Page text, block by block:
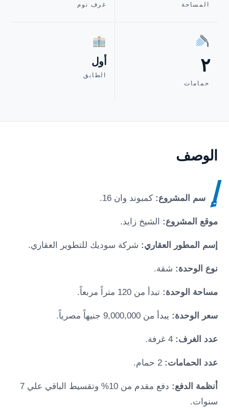
المساحة غرف نوم
٢
حمامات
أول
الطابق
الوصف
إ سم المشروع:كمبوند وان 16.
موقع المشروع: الشيخ زايد.
إسم المطور العقاري: شركة سوديك للتطوير العقاري.
نوع الوحدة: شقة.
مساحة الوحدة:تبدأ من 120 متراً مربعاً.
سعر الوحدة: يبدأ من 9,000,000 جنيهاً مصرياً.
عدد الغرف: 4 غرفة.
عدد الحمامات: 2 حمام.
أنظمة الدفع:
دفع مقدم من 10% وتقسيط الباقي علي 7
سنوات.